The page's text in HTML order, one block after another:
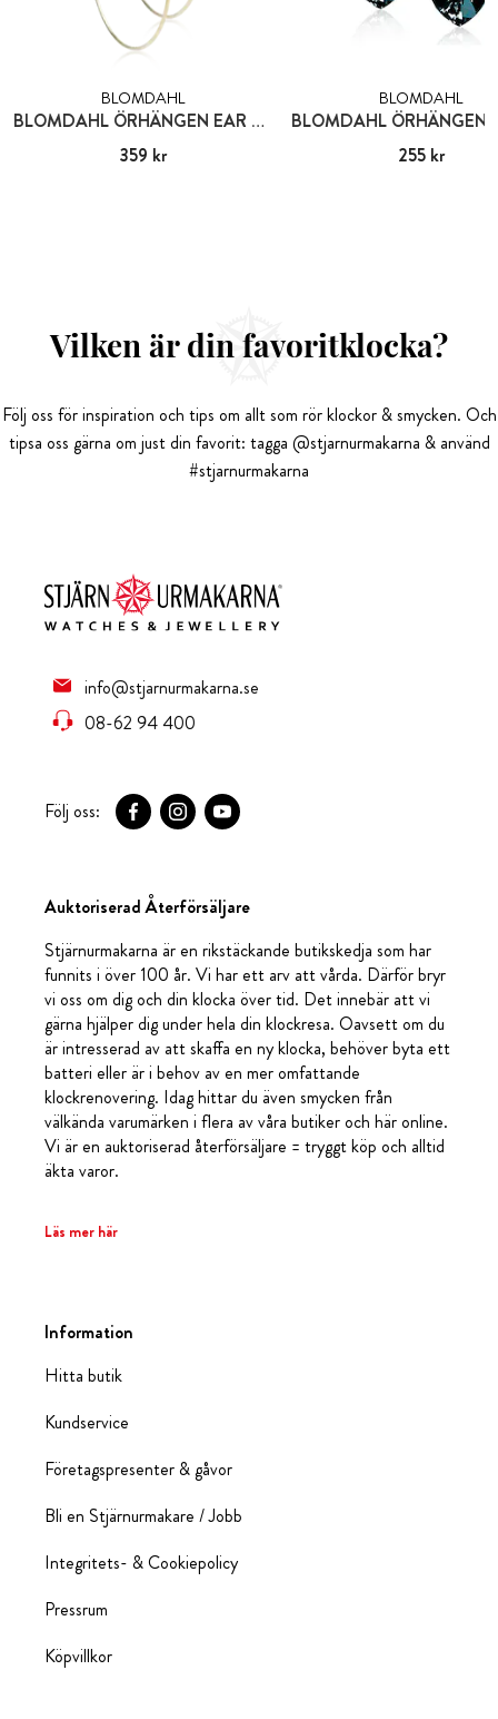
BLOMDAHL
BLOMDAHL ÖRHÄNGEN EAR RING
Pris:359 kr
359 kr
BLOMDAHL
Pris:255 kr
255 kr
Vilken är din favoritklocka?
Följ oss för inspiration och tips om allt som rör klockor & smycken. Och
tipsa oss gärna om just din favorit: tagga @stjarnurmakarna & använd
#stjarnurmakarna
info@stjarnurmakarna.se
08-62 94 400
Följ oss:
Auktoriserad Återförsäljare
Stjärnurmakarna är en rikstäckande butikskedja som har
funnits i över 100 år. Vi har ett arv att vårda. Därför bryr
vi oss om dig och din klocka över tid. Det innebär att vi
gärna hjälper dig under hela din klockresa. Oavsett om du
är intresserad av att skaffa en ny klocka, behöver byta ett
batteri eller är i behov av en mer omfattande
klockrenovering. Idag hittar du även smycken från
välkända varumärken i flera av våra butiker och här online.
Vi är en auktoriserad återförsäljare = tryggt köp och alltid
äkta varor.
Läs mer här
Information
Hitta butik
Kundservice
Företagspresenter & gåvor
Bli en Stjärnurmakare / Jobb
Integritets- & Cookiepolicy
Pressrum
Köpvillkor